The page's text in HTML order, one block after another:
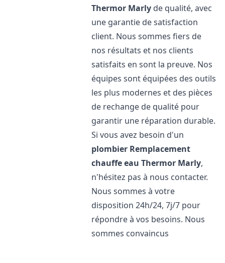
Thermor Marly de qualité, avec
une garantie de satisfaction
client. Nous sommes fiers de
nos résultats et nos clients
satisfaits en sont la preuve. Nos
équipes sont équipées des outils
les plus modernes et des pièces
de rechange de qualité pour
garantir une réparation durable.
Si vous avez besoin d'un
plombier Remplacement
chauffe eau Thermor Marly,
n'hésitez pas à nous contacter.
Nous sommes à votre
disposition 24h/24, 7j/7 pour
répondre à vos besoins. Nous
sommes convaincus